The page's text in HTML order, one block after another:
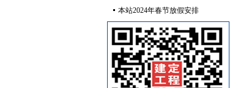
矿粉 [采购中]
仪器仪表 [采购中]
墙地面砖 [采购中]
玻璃幕墙 [采购中]
本站2024年春节放假安排